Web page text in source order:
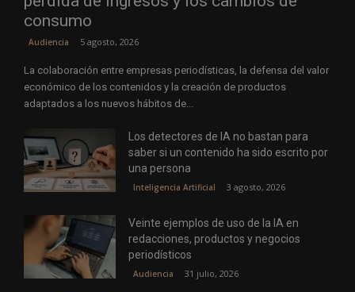
consumo
Audiencia 5 agosto, 2026
La colaboración entre empresas periodísticas, la defensa del valor
económico de los contenidos y la creación de productos
adaptados a los nuevos hábitos de...
Los detectores de IA no bastan para
saber si un contenido ha sido escrito por
una persona
Inteligencia Artificial 3 agosto, 2026
Veinte ejemplos de uso de la IA en
redacciones, productos y negocios
periodísticos
Audiencia 31 julio, 2026